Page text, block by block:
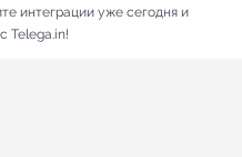
интеграции уже сегодня и
Telega.in!